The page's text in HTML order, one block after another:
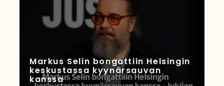
Markus Selin bongattiin Helsingin
keskustassa kyynärsauvan
kanssa